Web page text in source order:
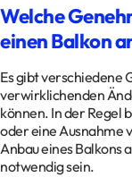
Welche
einen Balkon
Es gibt verschiedene
verwirklichenden
können. In der Regel
oder eine Ausnahme
Anbau eines Balkons
notwendig sein.